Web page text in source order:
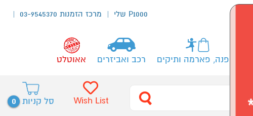
P1000 שלי מרכז הזמנות 03-9545370
אופנה, פארמה ותיקים רכב ואביזרים אאוטלט
סל קניות 0 Wish List